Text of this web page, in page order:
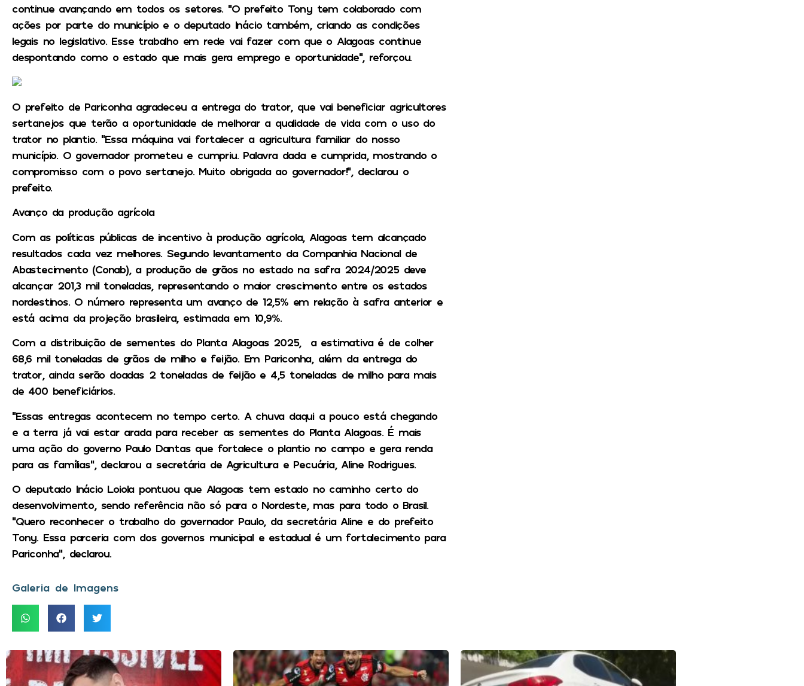
continue avançando em todos os setores. “O prefeito Tony tem colaborado com
ações por parte do município e o deputado Inácio também, criando as condições
legais no legislativo. Esse trabalho em rede vai fazer com que o Alagoas continue
despontando como o estado que mais gera emprego e oportunidade”, reforçou.
O prefeito de Pariconha agradeceu a entrega do trator, que vai beneficiar agricultores
sertanejos que terão a oportunidade de melhorar a qualidade de vida com o uso do
trator no plantio. “Essa máquina vai fortalecer a agricultura familiar do nosso
município. O governador prometeu e cumpriu. Palavra dada e cumprida, mostrando o
compromisso com o povo sertanejo. Muito obrigada ao governador!”, declarou o
prefeito.
Avanço da produção agrícola
Com as políticas públicas de incentivo à produção agrícola, Alagoas tem alcançado
resultados cada vez melhores. Segundo levantamento da Companhia Nacional de
Abastecimento (Conab), a produção de grãos no estado na safra 2024/2025 deve
alcançar 201,3 mil toneladas, representando o maior crescimento entre os estados
nordestinos. O número representa um avanço de 12,5% em relação à safra anterior e
está acima da projeção brasileira, estimada em 10,9%.
Com a distribuição de sementes do Planta Alagoas 2025, a estimativa é de colher
68,6 mil toneladas de grãos de milho e feijão. Em Pariconha, além da entrega do
trator, ainda serão doadas 2 toneladas de feijão e 4,5 toneladas de milho para mais
de 400 beneficiários.
“Essas entregas acontecem no tempo certo. A chuva daqui a pouco está chegando
e a terra já vai estar arada para receber as sementes do Planta Alagoas. É mais
uma ação do governo Paulo Dantas que fortalece o plantio no campo e gera renda
para as famílias”, declarou a secretária de Agricultura e Pecuária, Aline Rodrigues.
O deputado Inácio Loiola pontuou que Alagoas tem estado no caminho certo do
desenvolvimento, sendo referência não só para o Nordeste, mas para todo o Brasil.
“Quero reconhecer o trabalho do governador Paulo, da secretária Aline e do prefeito
Tony. Essa parceria com dos governos municipal e estadual é um fortalecimento para
Pariconha”, declarou.
Galeria de Imagens